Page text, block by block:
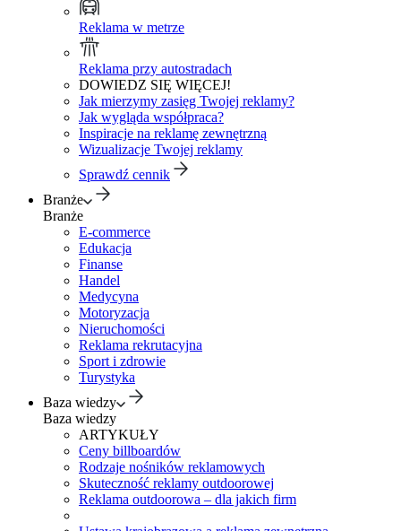
Reklama w metrze
Reklama przy autostradach
DOWIEDZ SIĘ WIĘCEJ!
Jak mierzymy zasięg Twojej reklamy?
Jak wygląda współpraca?
Inspiracje na reklamę zewnętrzną
Wizualizacje Twojej reklamy
Sprawdź cennik
Branże
Branże
E-commerce
Edukacja
Finanse
Handel
Medycyna
Motoryzacja
Nieruchomości
Reklama rekrutacyjna
Sport i zdrowie
Turystyka
Baza wiedzy
Baza wiedzy
ARTYKUŁY
Ceny billboardów
Rodzaje nośników reklamowych
Skuteczność reklamy outdoorowej
Reklama outdoorowa – dla jakich firm